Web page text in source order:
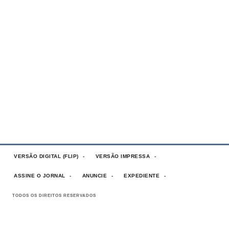
VERSÃO DIGITAL (FLIP) VERSÃO IMPRESSA
ASSINE O JORNAL ANUNCIE EXPEDIENTE
TODOS OS DIREITOS RESERVADOS